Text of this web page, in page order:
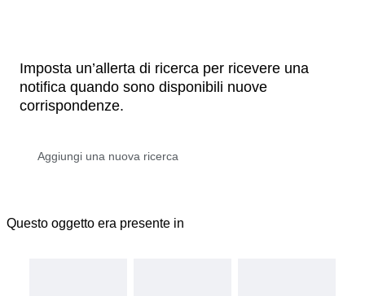
Imposta un’allerta di ricerca per ricevere una
notifica quando sono disponibili nuove
corrispondenze.
Questo oggetto era presente in